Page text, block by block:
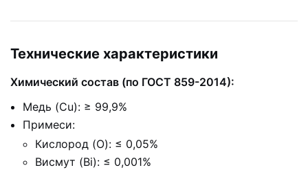
Технические характеристики
Химический состав (по ГОСТ 859-2014):
Медь (Cu): ≥ 99,9%
Примеси:
Кислород (O): ≤ 0,05%
Висмут (Bi): ≤ 0,001%